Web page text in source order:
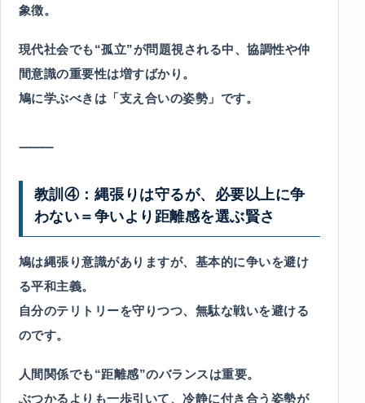
象徴。
現代社会でも“孤立”が問題視される中、協調性や仲
間意識の重要性は増すばかり。
鳩に学ぶべきは「支え合いの姿勢」です。
⸻
教訓④：縄張りは守るが、必要以上に争
わない＝争いより距離感を選ぶ賢さ
鳩は縄張り意識がありますが、基本的に争いを避け
る平和主義。
自分のテリトリーを守りつつ、無駄な戦いを避ける
のです。
人間関係でも“距離感”のバランスは重要。
ぶつかるよりも一歩引いて、冷静に付き合う姿勢が